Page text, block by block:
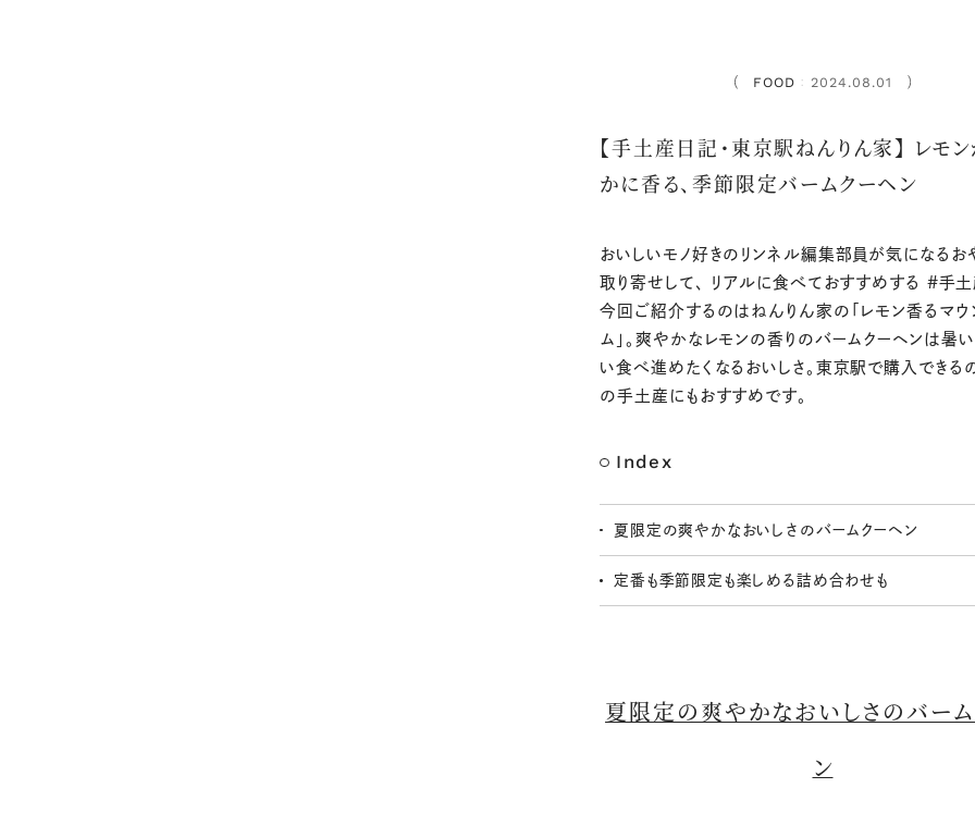
FOOD ： 2024.08.01
【手土産日記・東京駅ねんりん家】 レモ
かに香る、季節限定バームクーヘン
おいしいモノ好きのリンネル編集部員が気になるお
取り寄せして、 リアルに食べておすすめする #手土
今回ご紹介するのはねんりん家の「レモン香るマウ
ム」。爽やかなレモンの香りのバームクーヘンは暑
い食べ進めたくなるおいしさ。東京駅で購入できる
の手土産にもおすすめです。
Index
夏限定の爽やかなおいしさのバームクーヘン
定番も季節限定も楽しめる詰め合わせも
夏限定の爽やかなおいしさのバー
ン